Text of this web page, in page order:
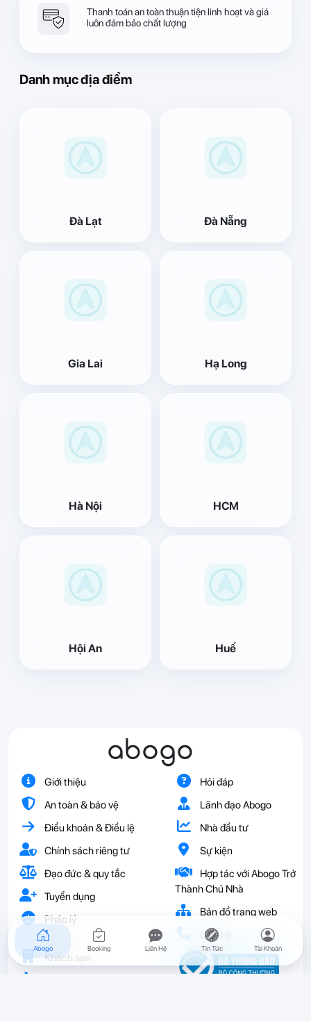
Thanh toán an toàn thuận tiện linh hoạt và giá
luôn đảm bảo chất lượng
Danh mục địa điểm
Đà Lạt Đà Nẵng
Gia Lai Hạ Long
Hà Nội HCM
Hội An Huế
abogo
Giới thiệu
An toàn & bảo vệ
Điều khoản & Điều lệ
Chính sách riêng tư
Đạo đức & quy tắc
Tuyển dụng
Pháp lý
Hỏi đáp
Lãnh đạo Abogo
Nhà đầu tư
Sự kiện
Hợp tác với Abogo Trở
Thành Chủ Nhà
Bản đồ trang web
Liên hệ
Khách sạn
Abogo Booking Liên Hệ Tin Tức Tài Khoản